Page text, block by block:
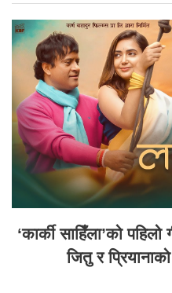
‘कार्की साहिँला’को
जितु र